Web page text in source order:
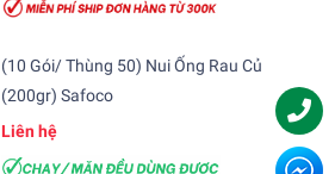
(10 Gói/ Thùng 50) Nui Ống Rau Củ
(200gr) Safoco
Liên hệ